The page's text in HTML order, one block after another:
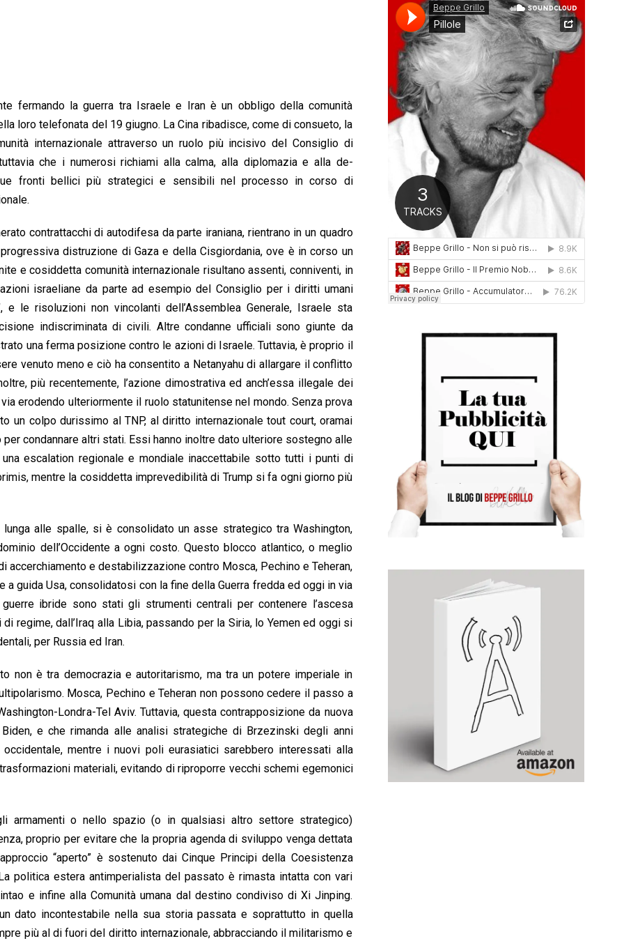
0
1
2
1
fermando la guerra tra Israele e Iran è un obbligo della comunità
loro telefonata del 19 giugno. La Cina ribadisce, come di consueto, la
internazionale attraverso un ruolo più incisivo del Consiglio di
che i numerosi richiami alla calma, alla diplomazia e alla de-
fronti bellici più strategici e sensibili nel processo in corso di
contrattacchi di autodifesa da parte iraniana, rientrano in un quadro
distruzione di Gaza e della Cisgiordania, ove è in corso un
e cosiddetta comunità internazionale risultano assenti, conniventi, in
israeliane da parte ad esempio del Consiglio per i diritti umani
e le risoluzioni non vincolanti dell’Assemblea Generale, Israele sta
indiscriminata di civili. Altre condanne ufficiali sono giunte da
una ferma posizione contro le azioni di Israele. Tuttavia, è proprio il
venuto meno e ciò ha consentito a Netanyahu di allargare il conflitto
più recentemente, l’azione dimostrativa ed anch’essa illegale dei
erodendo ulteriormente il ruolo statunitense nel mondo. Senza prova
un colpo durissimo al TNP, al diritto internazionale tout court, oramai
condannare altri stati. Essi hanno inoltre dato ulteriore sostegno alle
escalation regionale e mondiale inaccettabile sotto tutti i punti di
mentre la cosiddetta imprevedibilità di Trump si fa ogni giorno più
alle spalle, si è consolidato un asse strategico tra Washington,
dell’Occidente a ogni costo. Questo blocco atlantico, o meglio
accerchiamento e destabilizzazione contro Mosca, Pechino e Teheran,
guida Usa, consolidatosi con la fine della Guerra fredda ed oggi in via
ibride sono stati gli strumenti centrali per contenere l’ascesa
regime, dall’Iraq alla Libia, passando per la Siria, lo Yemen ed oggi si
per Russia ed Iran.
non è tra democrazia e autoritarismo, ma tra un potere imperiale in
Mosca, Pechino e Teheran non possono cedere il passo a
Londra-Tel Aviv. Tuttavia, questa contrapposizione da nuova
e che rimanda alle analisi strategiche di Brzezinski degli anni
mentre i nuovi poli eurasiatici sarebbero interessati alla
materiali, evitando di riproporre vecchi schemi egemonici
armamenti o nello spazio (o in qualsiasi altro settore strategico)
proprio per evitare che la propria agenda di sviluppo venga dettata
“aperto” è sostenuto dai Cinque Principi della Coesistenza
politica estera antimperialista del passato è rimasta intatta con vari
e infine alla Comunità umana dal destino condiviso di Xi Jinping.
dato incontestabile nella sua storia passata e soprattutto in quella
più al di fuori del diritto internazionale, abbracciando il militarismo e